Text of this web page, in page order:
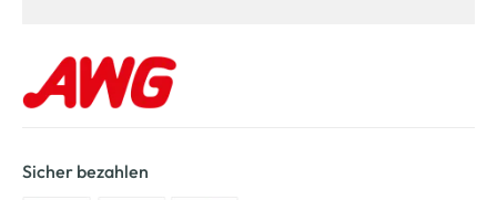
Sicher bezahlen